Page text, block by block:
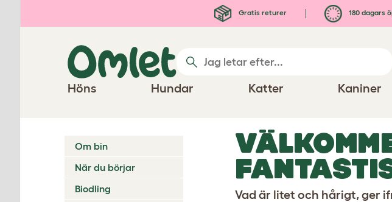
Gratis returer 180 dagars
Höns Hundar Katter Kaniner
Om bin
När du börjar
Biodling
Vad är litet och hårigt, ger